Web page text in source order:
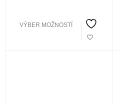
VÝBER MOŽNOSTÍ